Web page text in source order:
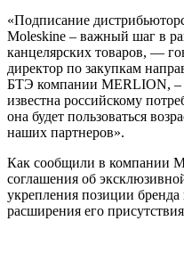
«Подписание
Мoleskine – важный шаг в
канцелярских товаров, —
директор по закупкам
БТЭ компании MERLION, –
известна российскому
она будет пользоваться
наших партнеров».
Как сообщили в компании
соглашения об
укрепления позиции
расширения его